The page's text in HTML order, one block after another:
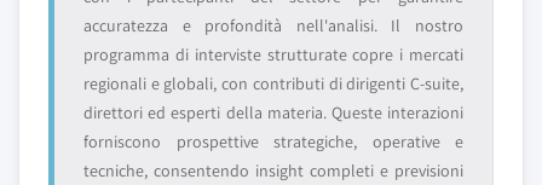
accuratezza e profondità nell'analisi. Il nostro
programma di interviste strutturate copre i mercati
regionali e globali, con contributi di dirigenti C-suite,
direttori ed esperti della materia. Queste interazioni
forniscono prospettive strategiche, operative e
tecniche, consentendo insight completi e previsioni